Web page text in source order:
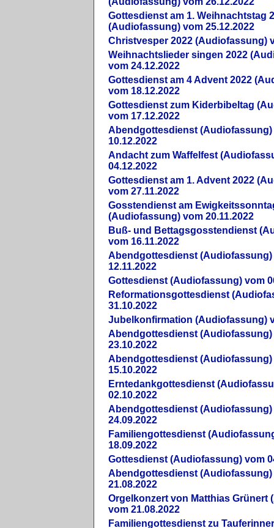
Gottesdienst am 1. Weihnachtstag
(Audiofassung) vom 25.12.2022
Christvesper 2022 (Audiofassung)
Weihnachtslieder singen 2022
vom 24.12.2022
Gottesdienst am 4 Advent 2022
vom 18.12.2022
Gottesdienst zum Kiderbibeltag
vom 17.12.2022
Abendgottesdienst (Audiofassung)
10.12.2022
Andacht zum Waffelfest
04.12.2022
Gottesdienst am 1. Advent 2022
vom 27.11.2022
Gosstendienst am
(Audiofassung) vom 20.11.2022
Buß- und Bettagsgosstendienst
vom 16.11.2022
Abendgottesdienst (Audiofassung)
12.11.2022
Gottesdienst (Audiofassung) vom
Reformationsgottesdienst
31.10.2022
Jubelkonfirmation (Audiofassung)
Abendgottesdienst (Audiofassung)
23.10.2022
Abendgottesdienst (Audiofassung)
15.10.2022
Erntedankgottesdienst
02.10.2022
Abendgottesdienst (Audiofassung)
24.09.2022
Familiengottesdienst
18.09.2022
Gottesdienst (Audiofassung) vom
Abendgottesdienst (Audiofassung)
21.08.2022
Orgelkonzert von Matthias Grünert
vom 21.08.2022
Familiengottesdienst zu